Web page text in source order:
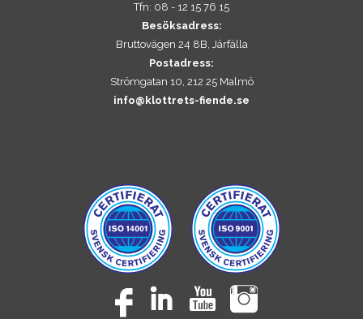
Tfn: 08 - 12 15 76 15
Besöksadress:
Bruttovägen 24 8B, Järfälla
Postadress:
Strömgatan 10, 212 25 Malmö
info@klottrets-fiende.se